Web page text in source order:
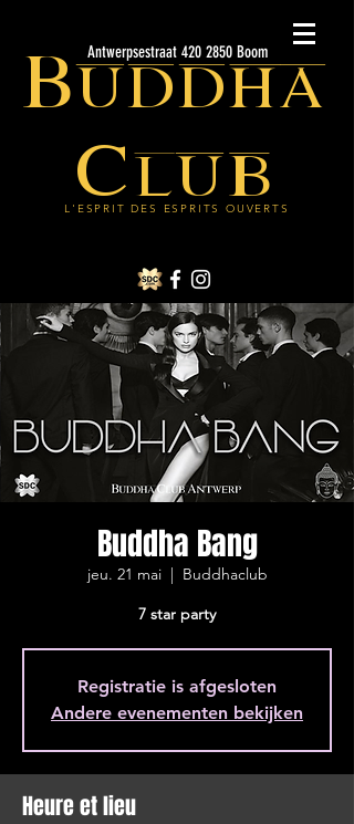
Buddha
Club
L'ESPRIT DES ESPRITS OUVERTS
Antwerpsestraat 420 2850 Boom
Buddha Bang
jeu. 21 mai
  |
Buddhaclub
7 star party
Registratie is afgesloten
Andere evenementen bekijken
Heure et lieu